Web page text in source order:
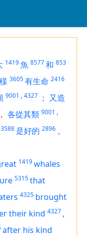
1419魚 8577和 853
3605有生命 2416
9001 ,4327 ； 又造
， 各從其類 9001 ,
3588 是好的 2896 。
1419whales
5315that
4325 brought
their kind 4327 ,
after his kind